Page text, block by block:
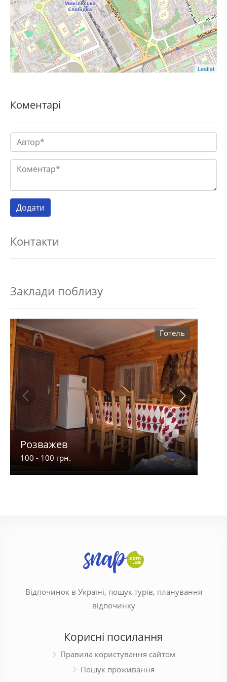
Leaflet
Коментарі
Контакти
Заклади поблизу
Готель
Розважев
100 - 100 грн.
Відпочинок в Україні, пошук турів, планування
відпочинку
Корисні посилання
Правила користування сайтом
Пошук проживання